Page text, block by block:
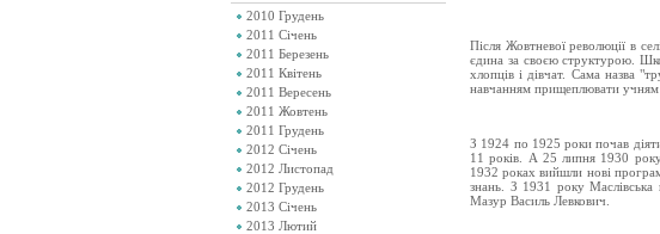
2010 Грудень
2011 Січень
2011 Березень
2011 Квітень
2011 Вересень
2011 Жовтень
2011 Грудень
2012 Січень
2012 Листопад
2012 Грудень
2013 Січень
2013 Лютий
Після Жовтневої революції в
єдина за своєю структурою.
хлопців і дівчат. Сама назва
навчанням прищеплювати учням
З 1924 по 1925 роки почав діяти
11 років. А 25 липня 1930
1932 роках вийшли нові
знань. З 1931 року Маслівська
Мазур Василь Левкович.